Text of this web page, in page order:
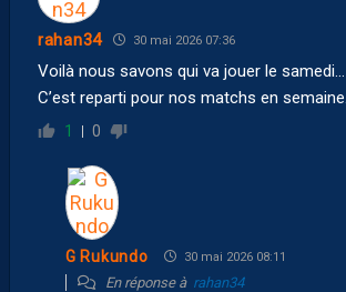
rahan34 30 mai 2026 07:36
Voilà nous savons qui va jouer le samedi…
C’est reparti pour nos matchs en semaine…
1 0
G Rukundo 30 mai 2026 08:11
En réponse à rahan34